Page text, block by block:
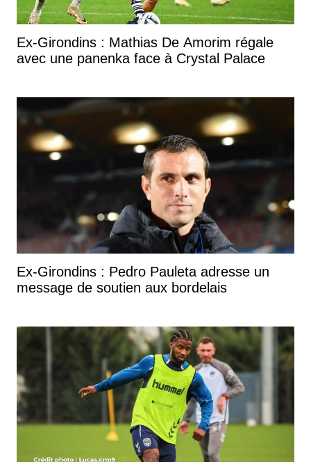
Ex-Girondins : Mathias De Amorim régale
avec une panenka face à Crystal Palace
Ex-Girondins : Pedro Pauleta adresse un
message de soutien aux bordelais